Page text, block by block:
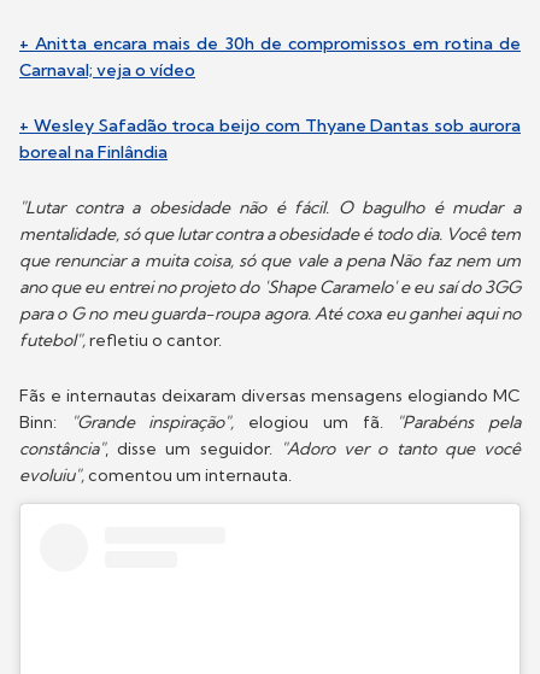
+ Anitta encara mais de 30h de compromissos em rotina de
Carnaval; veja o vídeo
+ Wesley Safadão troca beijo com Thyane Dantas sob aurora
boreal na Finlândia
"Lutar contra a obesidade não é fácil. O bagulho é mudar a
mentalidade, só que lutar contra a obesidade é todo dia. Você tem
que renunciar a muita coisa, só que vale a pena Não faz nem um
ano que eu entrei no projeto do 'Shape Caramelo' e eu saí do 3GG
para o G no meu guarda-roupa agora. Até coxa eu ganhei aqui no
futebol",refletiu o cantor.
Fãs e internautas deixaram diversas mensagens elogiando MC
Binn: "Grande inspiração", elogiou um fã.
"Parabéns pela
constância", disse um seguidor. "Adoro ver o tanto que você
evoluiu",comentou um internauta.